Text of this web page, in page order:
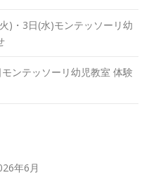
)・3日(水)モンテッソーリ幼
ンテッソーリ幼児教室 体験
年6月